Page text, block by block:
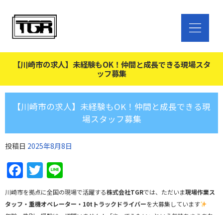
【川崎市の求人】未経験もOK！仲間と成長できる現場スタ
ッフ募集
【川崎市の求人】未経験もOK！仲間と成長できる現
場スタッフ募集
投稿日 2025年8月8日
Facebook
Twitter
川崎市を拠点に全国の現場で活躍する株式会社TGRでは、ただいま現場作業ス
タッフ・重機オペレーター・10tトラックドライバーを大募集しています